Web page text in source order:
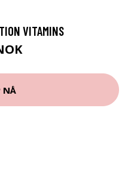
VITAMINS
NÅ